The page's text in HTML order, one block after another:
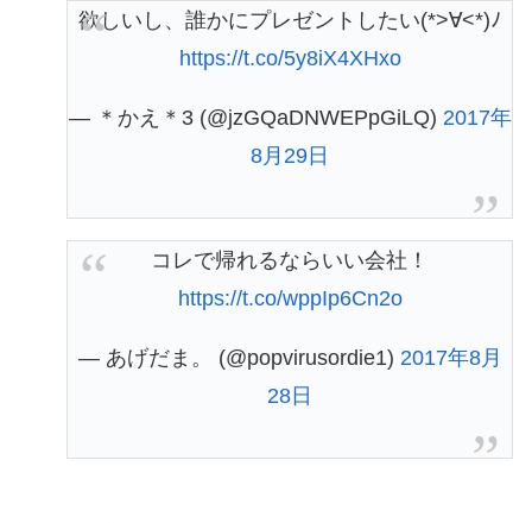
欲しいし、誰かにプレゼントしたい(*>∀<*)ﾉ
https://t.co/5y8iX4XHxo
— ＊かえ＊3 (@jzGQaDNWEPpGiLQ) 2017年
8月29日
コレで帰れるならいい会社！
https://t.co/wppIp6Cn2o
— あげだま。 (@popvirusordie1) 2017年8月
28日